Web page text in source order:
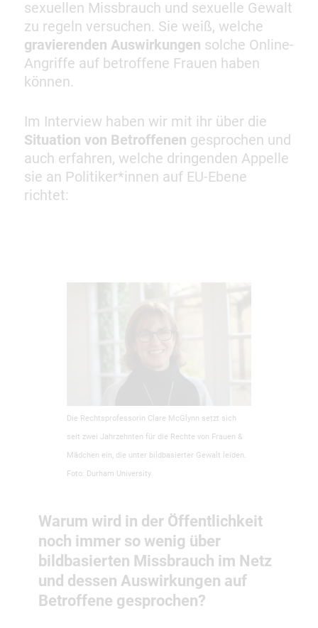
sexuellen Missbrauch und sexuelle Gewalt
zu regeln versuchen. Sie weiß, welche
gravierenden Auswirkungen solche Online-
Angriffe auf betroffene Frauen haben
können.
Im Interview haben wir mit ihr über die
Situation von Betroffenen gesprochen und
auch erfahren, welche dringenden Appelle
sie an Politiker*innen auf EU-Ebene
richtet:
Die Rechtsprofessorin Clare McGlynn setzt sich
seit zwei Jahrzehnten für die Rechte von Frauen &
Mädchen ein, die unter bildbasierter Gewalt leiden.
Foto: Durham University
Warum wird in der Öffentlichkeit
noch immer so wenig über
bildbasierten Missbrauch im Netz
und dessen Auswirkungen auf
Betroffene gesprochen?